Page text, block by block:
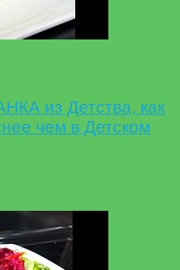
из Детства, как
чем в Детском